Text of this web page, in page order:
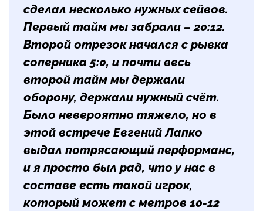
сделал несколько нужных сейвов.
Первый тайм мы забрали – 20:12.
Второй отрезок начался с рывка
соперника 5:0, и почти весь
второй тайм мы держали
оборону, держали нужный счёт.
Было невероятно тяжело, но в
этой встрече Евгений Лапко
выдал потрясающий перформанс,
и я просто был рад, что у нас в
составе есть такой игрок,
который может с метров 10-12